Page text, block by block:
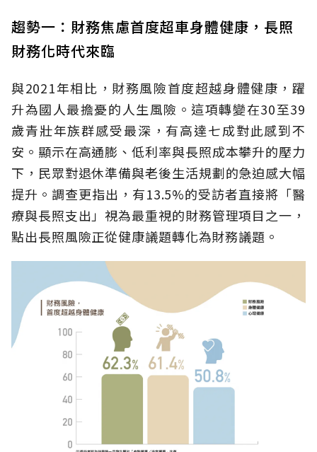
趨勢一：財務焦慮首度超車身體健康，長照
財務化時代來臨
與2021年相比，財務風險首度超越身體健康，躍
升為國人最擔憂的人生風險。這項轉變在30至39
歲青壯年族群感受最深，有高達七成對此感到不
安。顯示在高通膨、低利率與長照成本攀升的壓力
下，民眾對退休準備與老後生活規劃的急迫感大幅
提升。調查更指出，有13.5%的受訪者直接將「醫
療與長照支出」視為最重視的財務管理項目之一，
點出長照風險正從健康議題轉化為財務議題。